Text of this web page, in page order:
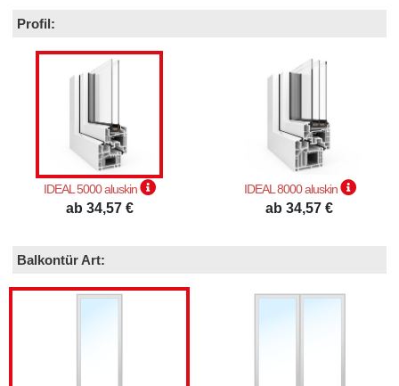
Profil:
IDEAL 5000 aluskin
ab 34,57 €
IDEAL 8000 aluskin
ab 34,57 €
Balkontür Art: